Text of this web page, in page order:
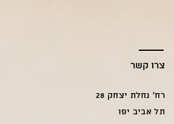
צרו קשר
רח' נחלת יצחק 28
תל אביב יפו